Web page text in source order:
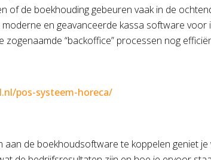
of de boekhouding gebeuren vaak in de
en geavanceerde kassa software
zogenaamde “backoffice” processen nog
pos-systeem-horeca/
aan de boekhoudsoftware te koppelen geniet